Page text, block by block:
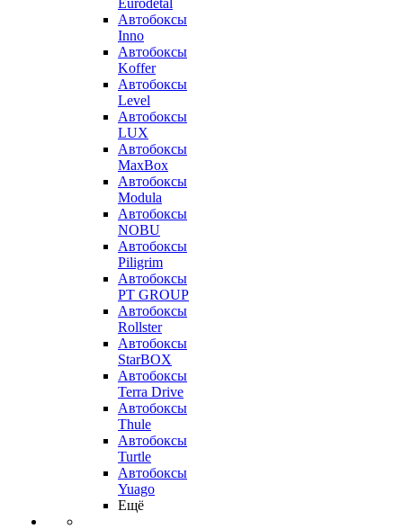
Eurodetal
Автобоксы
Inno
Автобоксы
Koffer
Автобоксы
Level
Автобоксы
LUX
Автобоксы
MaxBox
Автобоксы
Modula
Автобоксы
NOBU
Автобоксы
Piligrim
Автобоксы
PT GROUP
Автобоксы
Rollster
Автобоксы
StarBOX
Автобоксы
Terra Drive
Автобоксы
Thule
Автобоксы
Turtle
Автобоксы
Yuago
Ещё